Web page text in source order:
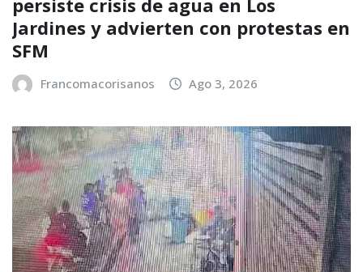
Jardines y advierten con protestas en
SFM
Francomacorisanos Ago 3, 2026